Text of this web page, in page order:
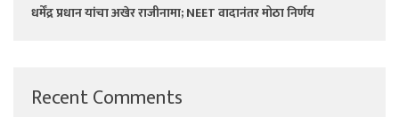
धर्मेंद्र प्रधान यांचा अखेर राजीनामा; NEET वादानंतर मोठा निर्णय
Recent Comments